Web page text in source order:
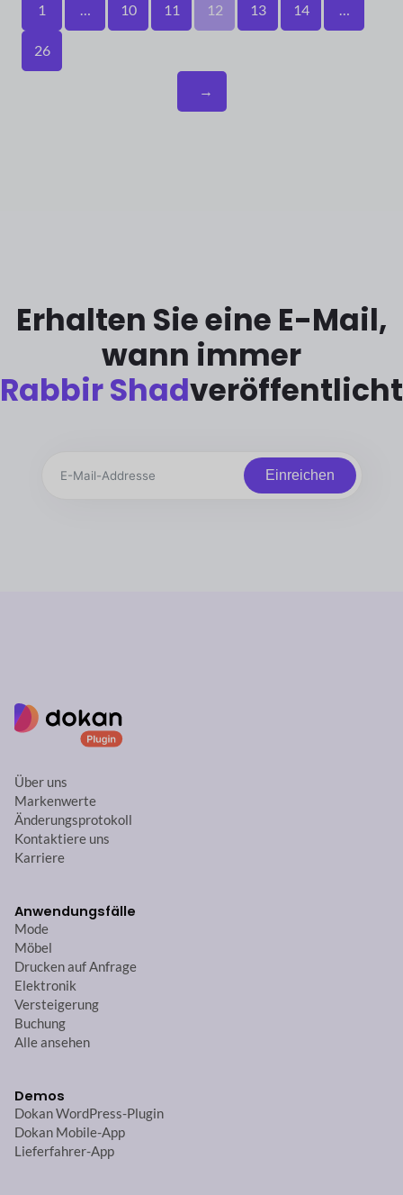
1 … 10 11 12 13 14 …
26
→
Erhalten Sie eine E-Mail,
wann immer
Rabbir Shadveröffentlicht
Einreichen
Über uns
Markenwerte
Änderungsprotokoll
Kontaktiere uns
Karriere
Anwendungsfälle
Mode
Möbel
Drucken auf Anfrage
Elektronik
Versteigerung
Buchung
Alle ansehen
Demos
Dokan WordPress-Plugin
Dokan Mobile-App
Lieferfahrer-App